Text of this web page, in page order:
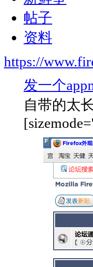
帖子
资料
https://
发一个
自带的太